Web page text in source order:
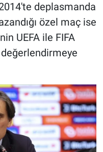
2014'te deplasmanda
özel maç ise
UEFA ile FIFA